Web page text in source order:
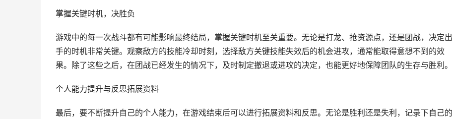
掌握关键时机，决胜负
游戏中的每一次战斗都有可能影响最终结局，掌握关键时机至关重要。无论是打龙、抢资源点，还是团战，决定出
手的时机非常关键。观察敌方的技能冷却时刻，选择敌方关键技能失效后的机会进攻，通常能取得意想不到的效
果。除了这些之后，在团战已经发生的情况下，及时制定撤退或进攻的决定，也能更好地保障团队的生存与胜利。
个人能力提升与反思拓展资料
最后，要不断提升自己的个人能力，在游戏结束后可以进行拓展资料和反思。无论是胜利还是失利，记录下自己的